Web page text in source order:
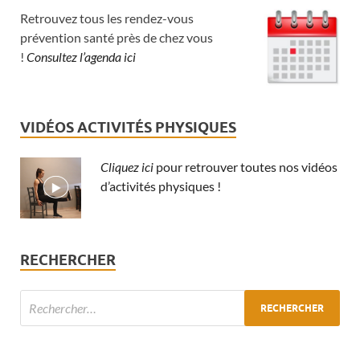
Retrouvez tous les rendez-vous
prévention santé près de chez vous
! Consultez l’agenda ici
VIDÉOS ACTIVITÉS PHYSIQUES
Cliquez ici pour retrouver toutes nos vidéos
d’activités physiques !
RECHERCHER